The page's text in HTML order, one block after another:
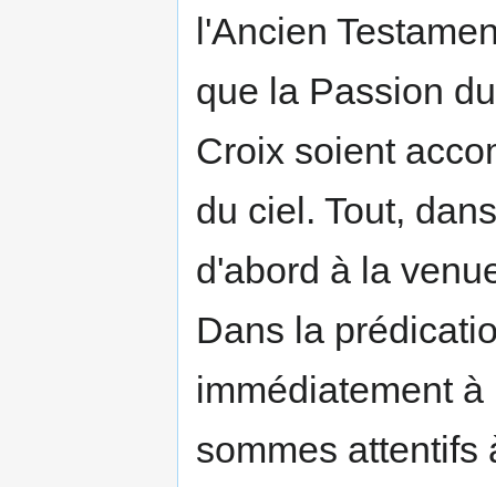
l'Ancien
que la Passion
Croix soient
du ciel. Tout,
d'abord à la
Dans la
immédiatement
sommes attentifs